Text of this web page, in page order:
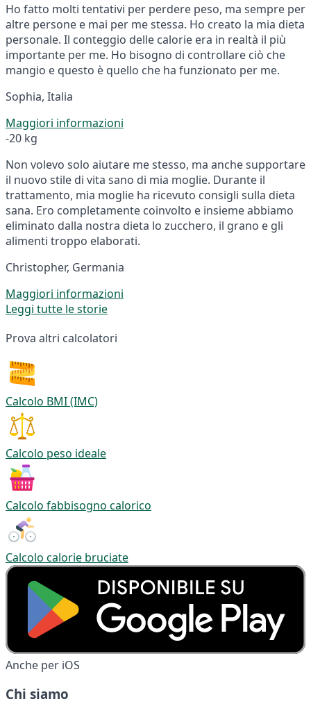
Ho fatto molti tentativi per perdere peso, ma sempre per
altre persone e mai per me stessa. Ho creato la mia dieta
personale. Il conteggio delle calorie era in realtà il più
importante per me. Ho bisogno di controllare ciò che
mangio e questo è quello che ha funzionato per me.
Sophia, Italia
Maggiori informazioni
-20 kg
Non volevo solo aiutare me stesso, ma anche supportare
il nuovo stile di vita sano di mia moglie. Durante il
trattamento, mia moglie ha ricevuto consigli sulla dieta
sana. Ero completamente coinvolto e insieme abbiamo
eliminato dalla nostra dieta lo zucchero, il grano e gli
alimenti troppo elaborati.
Christopher, Germania
Maggiori informazioni
Leggi tutte le storie
Prova altri calcolatori
Calcolo BMI (IMC)
Calcolo peso ideale
Calcolo fabbisogno calorico
Calcolo calorie bruciate
Anche per iOS
Chi siamo